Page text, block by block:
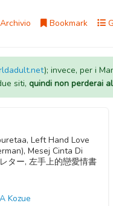
Archivio Bookmark
); invece, per i
siti, quindi non perderai
Left Hand Love
Mesej Cinta Di
ター, 左手上的戀愛情書
Kozue